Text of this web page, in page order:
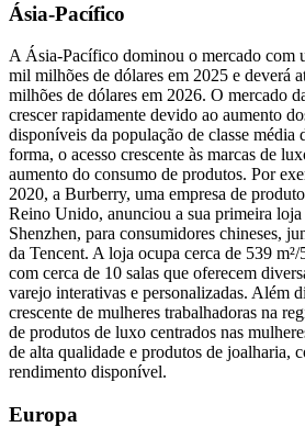
Ásia-Pacífico
A Ásia-Pacífico dominou o mercado com
mil milhões de dólares em 2025 e deverá
milhões de dólares em 2026. O mercado
crescer rapidamente devido ao aumento
disponíveis da população de classe média
forma, o acesso crescente às marcas de
aumento do consumo de produtos. Por
2020, a Burberry, uma empresa de
Reino Unido, anunciou a sua primeira
Shenzhen, para consumidores chineses,
da Tencent. A loja ocupa cerca de 539 m²/
com cerca de 10 salas que oferecem
varejo interativas e personalizadas. Além
crescente de mulheres trabalhadoras na
de produtos de luxo centrados nas
de alta qualidade e produtos de joalharia,
rendimento disponível.
Europa